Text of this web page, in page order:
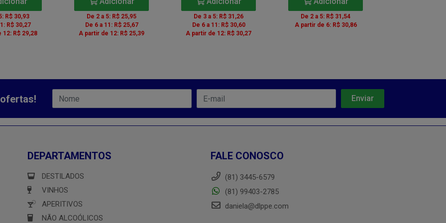
R$ 30,93
R$ 30,27
12: R$ 29,28
De 2 a 5: R$ 25,95
De 6 a 11: R$ 25,67
A partir de 12: R$ 25,39
De 3 a 5: R$ 31,26
De 6 a 11: R$ 30,60
A partir de 12: R$ 30,27
De 2 a 5: R$ 31,54
A partir de 6: R$ 30,86
DEPARTAMENTOS
DESTILADOS
VINHOS
APERITIVOS
NÃO ALCOÓLICOS
FALE CONOSCO
(81) 3445-6579
(81) 99403-2785
daniela@dlppe.com